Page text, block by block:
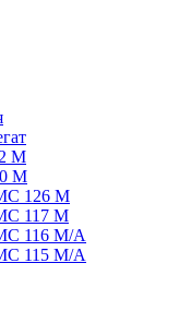
M
M
126 M
117 M
116 M/A
115 M/A